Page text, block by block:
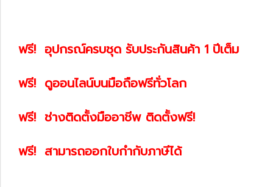
ฟรี! อุปกรณ์ครบชุด รับประกันสินค้า 1 ปีเต็ม
ฟรี! ดูออนไลน์บนมือถือฟรีทั่วโลก
ฟรี! ช่างติดตั้งมืออาชีพ ติดตั้งฟรี!
ฟรี! สามารถออกใบกำกับภาษีได้